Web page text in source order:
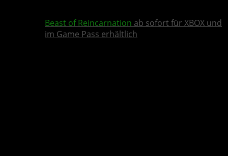
Beast of Reincarnation ab sofort für XBOX und
im Game Pass erhältlich